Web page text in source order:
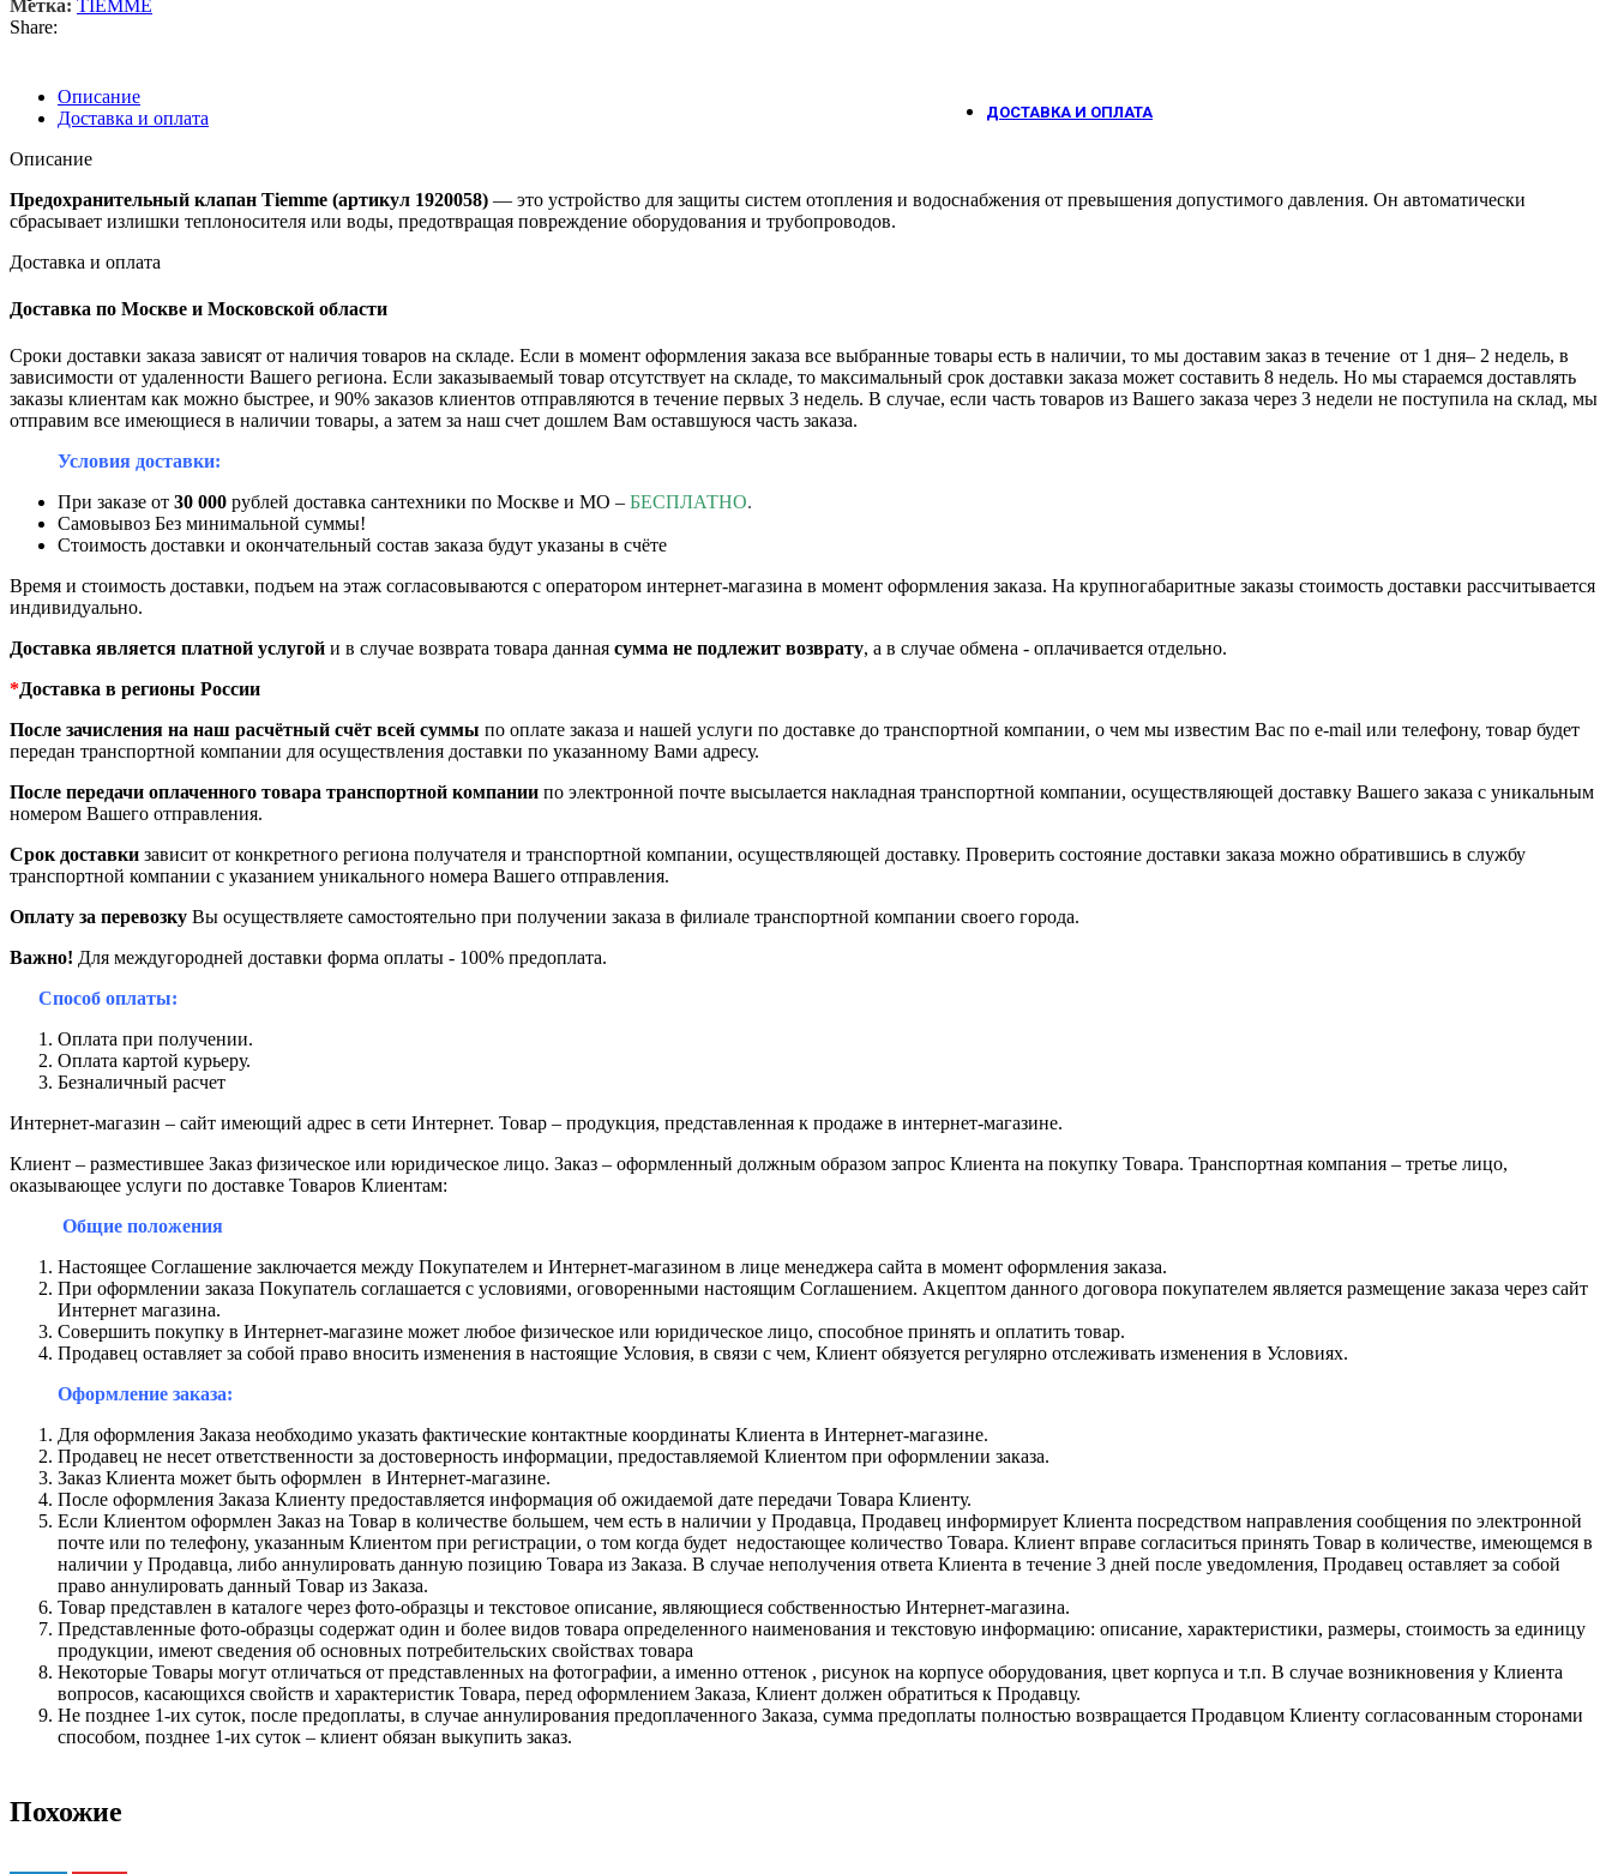
ДОСТАВКА И ОПЛАТА
Метка: TIEMME
Share:
Описание
Доставка и оплата
Описание
Предохранительный клапан Tiemme (артикул 1920058) — это устройство для защиты систем отопления и водоснабжения от превышения допустимого давления. Он автоматически
сбрасывает излишки теплоносителя или воды, предотвращая повреждение оборудования и трубопроводов.
Доставка и оплата
Доставка по Москве и Московской области
Сроки доставки заказа зависят от наличия товаров на складе. Если в момент оформления заказа все выбранные товары есть в наличии, то мы доставим заказ в течение от 1 дня– 2 недель, в
зависимости от удаленности Вашего региона. Если заказываемый товар отсутствует на складе, то максимальный срок доставки заказа может составить 8 недель. Но мы стараемся доставлять
заказы клиентам как можно быстрее, и 90% заказов клиентов отправляются в течение первых 3 недель. В случае, если часть товаров из Вашего заказа через 3 недели не поступила на склад, мы
отправим все имеющиеся в наличии товары, а затем за наш счет дошлем Вам оставшуюся часть заказа.
Условия доставки:
При заказе от 30 000 рублей доставка сантехники по Москве и МО – БЕСПЛАТНО.
Самовывоз Без минимальной суммы!
Стоимость доставки и окончательный состав заказа будут указаны в счёте
Время и стоимость доставки, подъем на этаж согласовываются с оператором интернет-магазина в момент оформления заказа. На крупногабаритные заказы стоимость доставки рассчитывается
индивидуально.
Доставка является платной услугой и в случае возврата товара данная сумма не подлежит возврату, а в случае обмена - оплачивается отдельно.
*Доставка в регионы России
После зачисления на наш расчётный счёт всей суммы по оплате заказа и нашей услуги по доставке до транспортной компании, о чем мы известим Вас по e-mail или телефону, товар будет
передан транспортной компании для осуществления доставки по указанному Вами адресу.
После передачи оплаченного товара транспортной компании по электронной почте высылается накладная транспортной компании, осуществляющей доставку Вашего заказа с уникальным
номером Вашего отправления.
Срок доставки зависит от конкретного региона получателя и транспортной компании, осуществляющей доставку. Проверить состояние доставки заказа можно обратившись в службу
транспортной компании с указанием уникального номера Вашего отправления.
Оплату за перевозку Вы осуществляете самостоятельно при получении заказа в филиале транспортной компании своего города.
Важно! Для междугородней доставки форма оплаты - 100% предоплата.
Способ оплаты:
Оплата при получении.
Оплата картой курьеру.
Безналичный расчет
Интернет-магазин – сайт имеющий адрес в сети Интернет. Товар – продукция, представленная к продаже в интернет-магазине.
Клиент – разместившее Заказ физическое или юридическое лицо. Заказ – оформленный должным образом запрос Клиента на покупку Товара. Транспортная компания – третье лицо,
оказывающее услуги по доставке Товаров Клиентам:
Общие положения
Настоящее Соглашение заключается между Покупателем и Интернет-магазином в лице менеджера сайта в момент оформления заказа.
При оформлении заказа Покупатель соглашается с условиями, оговоренными настоящим Соглашением. Акцептом данного договора покупателем является размещение заказа через сайт
Интернет магазина.
Совершить покупку в Интернет-магазине может любое физическое или юридическое лицо, способное принять и оплатить товар.
Продавец оставляет за собой право вносить изменения в настоящие Условия, в связи с чем, Клиент обязуется регулярно отслеживать изменения в Условиях.
Оформление заказа:
Для оформления Заказа необходимо указать фактические контактные координаты Клиента в Интернет-магазине.
Продавец не несет ответственности за достоверность информации, предоставляемой Клиентом при оформлении заказа.
Заказ Клиента может быть оформлен в Интернет-магазине.
После оформления Заказа Клиенту предоставляется информация об ожидаемой дате передачи Товара Клиенту.
Если Клиентом оформлен Заказ на Товар в количестве большем, чем есть в наличии у Продавца, Продавец информирует Клиента посредством направления сообщения по электронной
почте или по телефону, указанным Клиентом при регистрации, о том когда будет недостающее количество Товара. Клиент вправе согласиться принять Товар в количестве, имеющемся в
наличии у Продавца, либо аннулировать данную позицию Товара из Заказа. В случае неполучения ответа Клиента в течение 3 дней после уведомления, Продавец оставляет за собой
право аннулировать данный Товар из Заказа.
Товар представлен в каталоге через фото-образцы и текстовое описание, являющиеся собственностью Интернет-магазина.
Представленные фото-образцы содержат один и более видов товара определенного наименования и текстовую информацию: описание, характеристики, размеры, стоимость за единицу
продукции, имеют сведения об основных потребительских свойствах товара
Некоторые Товары могут отличаться от представленных на фотографии, а именно оттенок , рисунок на корпусе оборудования, цвет корпуса и т.п. В случае возникновения у Клиента
вопросов, касающихся свойств и характеристик Товара, перед оформлением Заказа, Клиент должен обратиться к Продавцу.
Не позднее 1-их суток, после предоплаты, в случае аннулирования предоплаченного Заказа, сумма предоплаты полностью возвращается Продавцом Клиенту согласованным сторонами
способом, позднее 1-их суток – клиент обязан выкупить заказ.
Похожие